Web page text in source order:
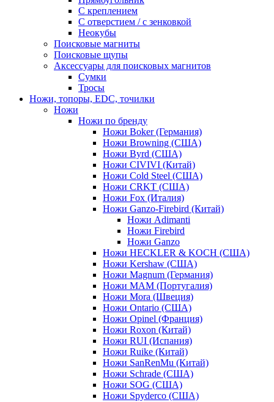
С креплением
С отверстием / с зенковкой
Неокубы
Поисковые магниты
Поисковые щупы
Аксессуары для поисковых магнитов
Сумки
Тросы
Ножи, топоры, EDC, точилки
Ножи
Ножи по бренду
Ножи Boker (Германия)
Ножи Browning (США)
Ножи Byrd (США)
Ножи CIVIVI (Китай)
Ножи Cold Steel (США)
Ножи CRKT (США)
Ножи Fox (Италия)
Ножи Ganzo-Firebird (Китай)
Ножи Adimanti
Ножи Firebird
Ножи Ganzo
Ножи HECKLER & KOCH (США)
Ножи Kershaw (США)
Ножи Magnum (Германия)
Ножи MAM (Португалия)
Ножи Mora (Швеция)
Ножи Ontario (США)
Ножи Opinel (Франция)
Ножи Roxon (Китай)
Ножи RUI (Испания)
Ножи Ruike (Китай)
Ножи SanRenMu (Китай)
Ножи Schrade (США)
Ножи SOG (США)
Ножи Spyderco (США)